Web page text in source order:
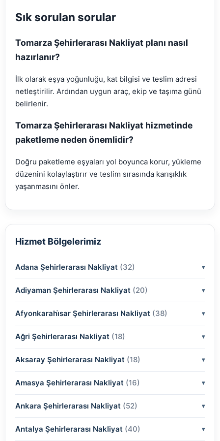
Sık sorulan sorular
Tomarza Şehirlerarası Nakliyat planı nasıl
hazırlanır?
İlk olarak eşya yoğunluğu, kat bilgisi ve teslim adresi
netleştirilir. Ardından uygun araç, ekip ve taşıma günü
belirlenir.
Tomarza Şehirlerarası Nakliyat hizmetinde
paketleme neden önemlidir?
Doğru paketleme eşyaları yol boyunca korur, yükleme
düzenini kolaylaştırır ve teslim sırasında karışıklık
yaşanmasını önler.
Hizmet Bölgelerimiz
Adana Şehirlerarası Nakliyat (32)
(2)
(2)
(2)
(2)
(2)
(2)
(2)
Adiyaman Şehirlerarası Nakliyat (20)
(2)
(2)
(2)
(2)
(2)
(2)
Afyonkarahi̇sar Şehirlerarası Nakliyat (38)
(2)
(2)
(2)
(2)
(2)
Ağri Şehirlerarası Nakliyat (18)
(2)
(2)
(2)
(2)
Aksaray Şehirlerarası Nakliyat (18)
(2)
(2)
(2)
Amasya Şehirlerarası Nakliyat (16)
(2)
(2)
Ankara Şehirlerarası Nakliyat (52)
(2)
Antalya Şehirlerarası Nakliyat (40)